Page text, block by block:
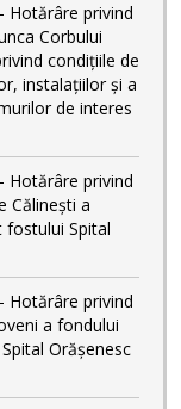
Hotărâre privind
Corbului
condiţiile de
instalaţiilor şi a
de interes
Hotărâre privind
Călinești a
Spital
Hotărâre privind
a fondului
Orășenesc